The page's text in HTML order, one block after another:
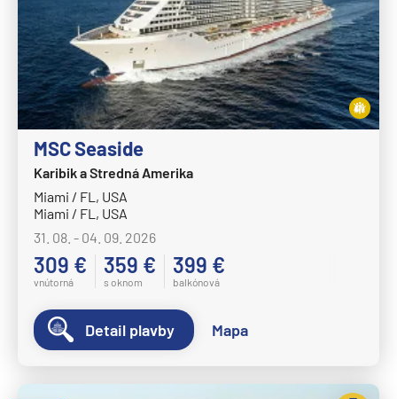
Crystal Serenity
Crystal Symphony
Cunard Line
Queen Anne
Queen Elizabeth
Queen Mary 2
Queen Victoria
Disney Cruise Line
Disney Adventure
Disney Destiny
Disney Fantasy
MSC Seaside
Karibik a Stredná Amerika
Miami / FL, USA
Miami / FL, USA
31. 08. - 04. 09. 2026
309 €
vnútorná
359 €
s oknom
399 €
balkónová
Detail plavby Mapa